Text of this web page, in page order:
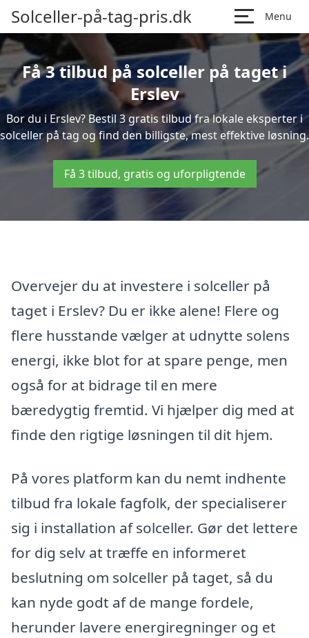
Solceller-på-tag-pris.dk Menu
Få 3 tilbud på solceller på taget i
Erslev
Bor du i Erslev? Bestil 3 gratis tilbud fra lokale eksperter i
solceller på tag og find den billigste, mest effektive løsning.
Få 3 tilbud, gratis og uforpligtende
Overvejer du at investere i solceller på
taget i Erslev? Du er ikke alene! Flere og
flere husstande vælger at udnytte solens
energi, ikke blot for at spare penge, men
også for at bidrage til en mere
bæredygtig fremtid. Vi hjælper dig med at
finde den rigtige løsningen til dit hjem.
På vores platform kan du nemt indhente
tilbud fra lokale fagfolk, der specialiserer
sig i installation af solceller. Gør det lettere
for dig selv at træffe en informeret
beslutning om solceller på taget, så du
kan nyde godt af de mange fordele,
herunder lavere energiregninger og et